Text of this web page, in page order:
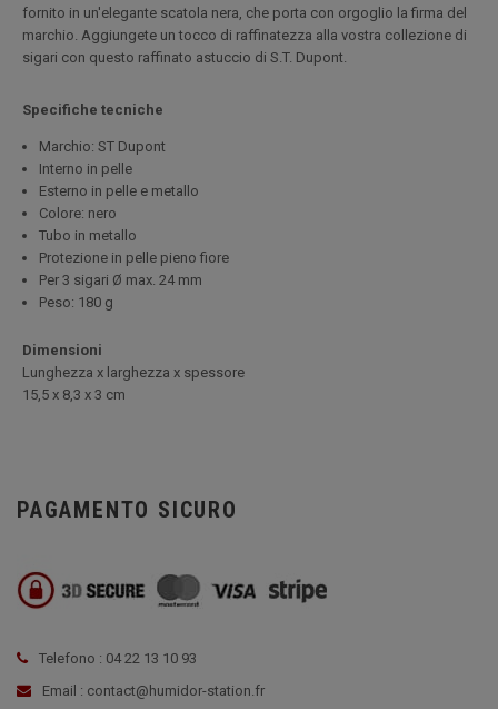
fornito in un'elegante scatola nera, che porta con orgoglio la firma del
marchio. Aggiungete un tocco di raffinatezza alla vostra collezione di
sigari con questo raffinato astuccio di S.T. Dupont.
Specifiche tecniche
Marchio: ST Dupont
Interno in pelle
Esterno in pelle e metallo
Colore: nero
Tubo in metallo
Protezione in pelle pieno fiore
Per 3 sigari Ø max. 24 mm
Peso: 180 g
Dimensioni
Lunghezza x larghezza x spessore
15,5 x 8,3 x 3 cm
PAGAMENTO SICURO
Telefono : 04 22 13 10 93
Email : contact@humidor-station.fr